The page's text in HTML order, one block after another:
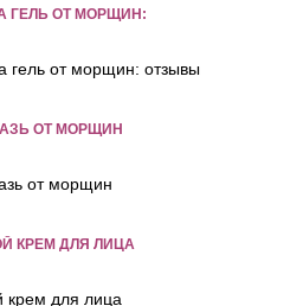
ГЕЛЬ ОТ МОРЩИН:
ОТ МОРЩИН
КРЕМ ДЛЯ ЛИЦА